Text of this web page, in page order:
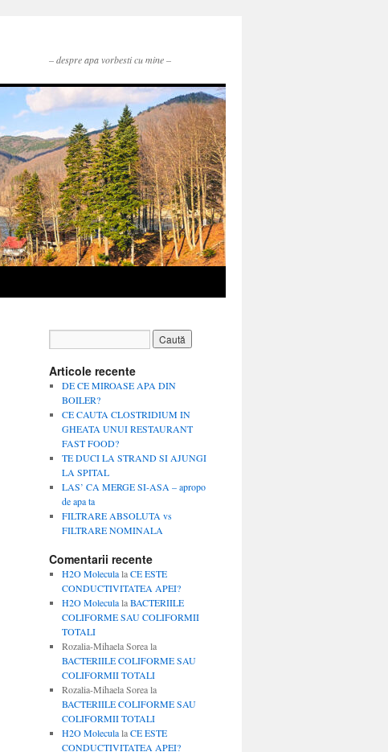
– despre apa vorbesti cu mine –
Articole recente
DE CE MIROASE APA DIN
BOILER?
CE CAUTA CLOSTRIDIUM IN
GHEATA UNUI RESTAURANT
FAST FOOD?
TE DUCI LA STRAND SI AJUNGI
LA SPITAL
LAS’ CA MERGE SI-ASA – apropo
de apa ta
FILTRARE ABSOLUTA vs
FILTRARE NOMINALA
Comentarii recente
H2O MoleculalaCE ESTE
CONDUCTIVITATEA APEI?
H2O MoleculalaBACTERIILE
COLIFORME SAU COLIFORMII
TOTALI
Rozalia-Mihaela Soreala
BACTERIILE COLIFORME SAU
COLIFORMII TOTALI
Rozalia-Mihaela Soreala
BACTERIILE COLIFORME SAU
COLIFORMII TOTALI
H2O MoleculalaCE ESTE
CONDUCTIVITATEA APEI?